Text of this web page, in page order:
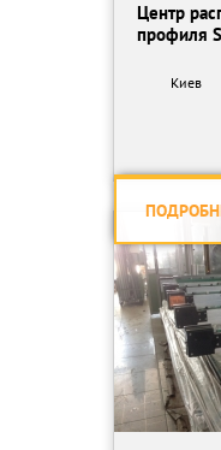
Центр
профиля
Киев